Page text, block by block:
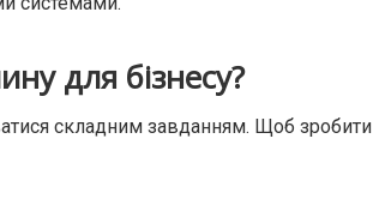
для бізнесу?
складним завданням. Щоб зробити